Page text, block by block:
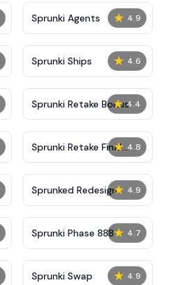
★ 4.9
Sprunki Agents
★ 4.6
Sprunki Ships
★ 4.4
Sprunki Retake Bonus
★ 4.8
Sprunki Retake Final
Update
★ 4.9
Sprunked Redesign
★ 4.7
Sprunki Phase 888
★ 4.9
Sprunki Swap